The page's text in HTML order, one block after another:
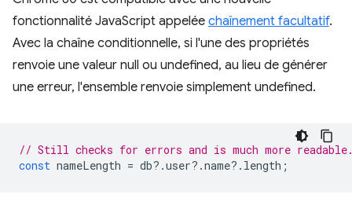
fonctionnalité JavaScript appelée chaînement facultatif.
Avec la chaîne conditionnelle, si l'une des propriétés
renvoie une valeur null ou undefined, au lieu de générer
une erreur, l'ensemble renvoie simplement undefined.
// Still checks for errors and is much more
const nameLength = db? .user? .name? . length ;